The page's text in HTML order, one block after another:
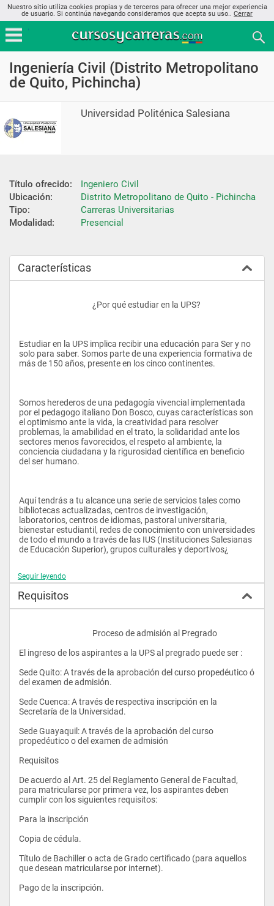
Nuestro sitio utiliza cookies propias y de terceros para ofrecer una mejor experiencia
de usuario. Si continúa navegando consideramos que acepta su uso.. Cerrar
Ingeniería Civil (Distrito Metropolitano
de Quito, Pichincha)
Universidad Politénica Salesiana
Título ofrecido:
Ingeniero Civil
Ubicación:
Distrito Metropolitano de Quito - Pichincha
Tipo:
Carreras Universitarias
Modalidad:
Presencial
Características
					¿Por qué estudiar en la UPS?
Estudiar en la UPS implica recibir una educación para Ser y no
solo para saber. Somos parte de una experiencia formativa de
más de 150 años, presente en los cinco continentes.
Somos herederos de una pedagogía vivencial implementada
por el pedagogo italiano Don Bosco, cuyas características son
el optimismo ante la vida, la creatividad para resolver
problemas, la amabilidad en el trato, la solidaridad ante los
sectores menos favorecidos, el respeto al ambiente, la
conciencia ciudadana y la rigurosidad científica en beneficio
del ser humano.
Aquí tendrás a tu alcance una serie de servicios tales como
bibliotecas actualizadas, centros de investigación,
laboratorios, centros de idiomas, pastoral universitaria,
bienestar estudiantil, redes de conocimiento con universidades
de todo el mundo a través de las IUS (Instituciones Salesianas
de Educación Superior), grupos culturales y deportivos¿
Seguir leyendo
Requisitos
					Proceso de admisión al Pregrado
El ingreso de los aspirantes a la UPS al pregrado puede ser :
Sede Quito: A través de la aprobación del curso propedéutico ó
del examen de admisión.
Sede Cuenca: A través de respectiva inscripción en la
Secretaría de la Universidad.
Sede Guayaquil: A través de la aprobación del curso
propedéutico o del examen de admisión
Requisitos
De acuerdo al Art. 25 del Reglamento General de Facultad,
para matricularse por primera vez, los aspirantes deben
cumplir con los siguientes requisitos:
Para la inscripción
Copia de cédula.
Título de Bachiller o acta de Grado certificado (para aquellos
que desean matricularse por internet).
Pago de la inscripción.